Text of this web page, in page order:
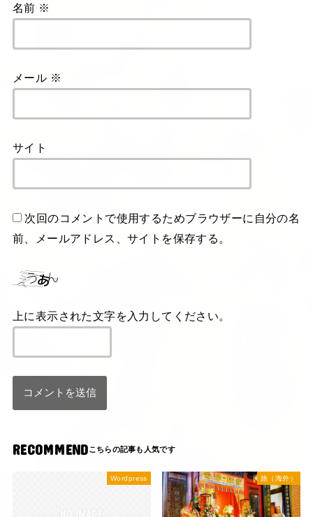
名前 ※
メール ※
サイト
次回のコメントで使用するためブラウザーに自分の名
前、メールアドレス、サイトを保存する。
上に表示された文字を入力してください。
RECOMMEND
Wordpress 旅（海外）